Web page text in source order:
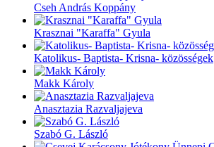
Cseh András Koppány
Krasznai "Karaffa" Gyula
Katolikus- Baptista- Krisna- közösségek
Makk Károly
Anasztazia Razvaljajeva
Szabó G. László